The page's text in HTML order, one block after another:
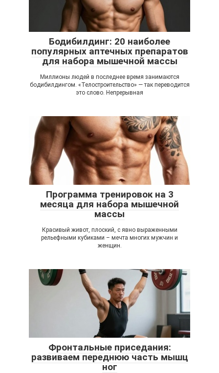
Бодибилдинг: 20 наиболее
популярных аптечных препаратов
для набора мышечной массы
Миллионы людей в последнее время занимаются
бодибилдингом. «Телостроительство» — так переводится
это слово. Непрерывная
Программа тренировок на 3
месяца для набора мышечной
массы
Красивый живот, плоский, с явно выраженными
рельефными кубиками – мечта многих мужчин и
женщин.
Фронтальные приседания:
развиваем переднюю часть мышц
ног